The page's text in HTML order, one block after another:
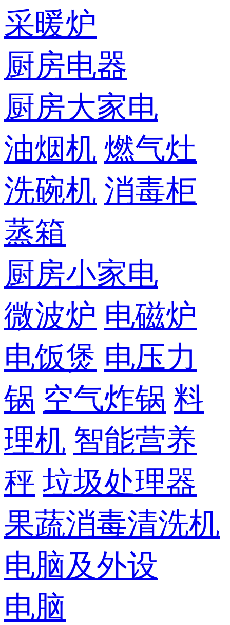
采暖炉
厨房电器
厨房大家电
油烟机 燃气灶
洗碗机 消毒柜
蒸箱
厨房小家电
微波炉 电磁炉
电饭煲 电压力
锅 空气炸锅 料
理机 智能营养
秤 垃圾处理器
果蔬消毒清洗机
电脑及外设
电脑